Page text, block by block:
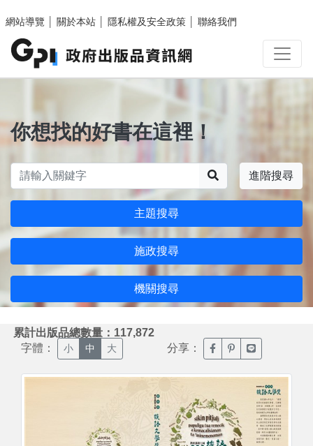
網站導覽
關於本站 隱私權及安全政策 聯絡我們
你想找的好書在這裡！
進階搜尋
主題搜尋
施政搜尋
機關搜尋
累計出版品總數量：117,872
字體： 小 中 大 分享： 臉書分享(另開新視窗)
噗浪分享(另開新
Line分享(另